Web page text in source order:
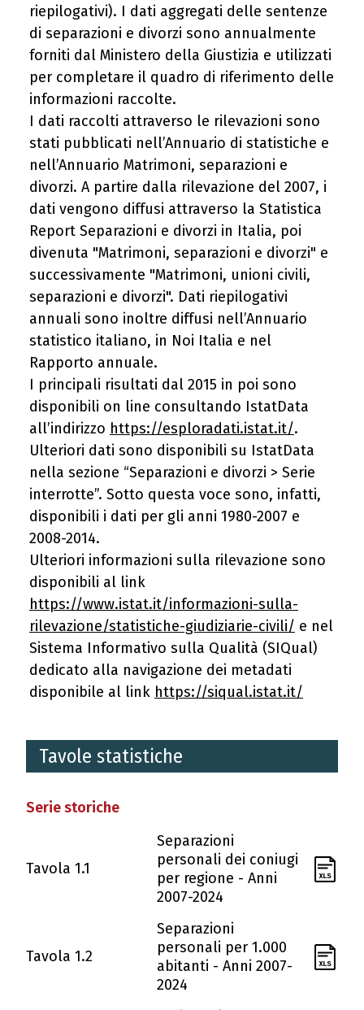
riepilogativi). I dati aggregati delle sentenze
di separazioni e divorzi sono annualmente
forniti dal Ministero della Giustizia e utilizzati
per completare il quadro di riferimento delle
informazioni raccolte.
I dati raccolti attraverso le rilevazioni sono
stati pubblicati nell’Annuario di statistiche e
nell’Annuario Matrimoni, separazioni e
divorzi. A partire dalla rilevazione del 2007, i
dati vengono diffusi attraverso la Statistica
Report Separazioni e divorzi in Italia, poi
divenuta "Matrimoni, separazioni e divorzi" e
successivamente "Matrimoni, unioni civili,
separazioni e divorzi". Dati riepilogativi
annuali sono inoltre diffusi nell’Annuario
statistico italiano, in Noi Italia e nel
Rapporto annuale.
I principali risultati dal 2015 in poi sono
disponibili on line consultando IstatData
all’indirizzo https://esploradati.istat.it/.
Ulteriori dati sono disponibili su IstatData
nella sezione “Separazioni e divorzi > Serie
interrotte”. Sotto questa voce sono, infatti,
disponibili i dati per gli anni 1980-2007 e
2008-2014.
Ulteriori informazioni sulla rilevazione sono
disponibili al link
https://www.istat.it/informazioni-sulla-
rilevazione/statistiche-giudiziarie-civili/ e nel
Sistema Informativo sulla Qualità (SIQual)
dedicato alla navigazione dei metadati
disponibile al link https://siqual.istat.it/
Tavole statistiche
Serie storiche
Tavola 1.1
Separazioni
personali dei coniugi
per regione - Anni
2007-2024
Tavola 1.2
Separazioni
personali per 1.000
abitanti - Anni 2007-
2024